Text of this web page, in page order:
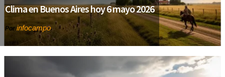
Clima en Buenos Aires hoy 6 mayo 2026
Por infocampo